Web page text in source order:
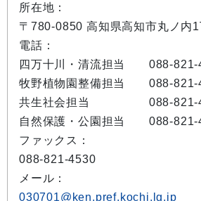
所在地：
〒780-0850 高知県高知市丸ノ内
電話：
四万十川・清流担当 088-821-
牧野植物園整備担当 088-821-
共生社会担当 088-821-
自然保護・公園担当 088-821-
ファックス：
088-821-4530
メール：
030701@ken.pref.kochi.lg.jp